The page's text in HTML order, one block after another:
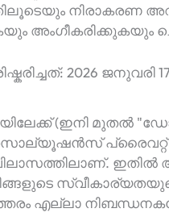
നിരാകരണ
അംഗീകരിക്കുകയും
2026 ജനുവരി
(ഇനി മുതൽ
പ്രൈവറ്റ്
എല്ലാ